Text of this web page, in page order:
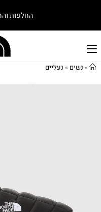
החלפות
» נשים » נעליים